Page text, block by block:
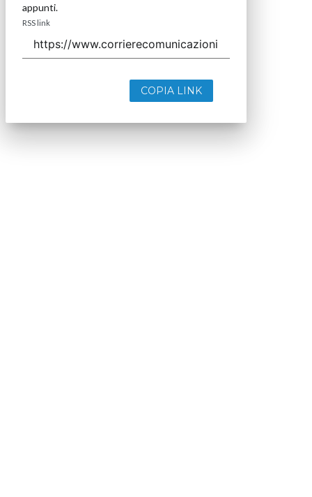
appunti.
RSS link
COPIA LINK